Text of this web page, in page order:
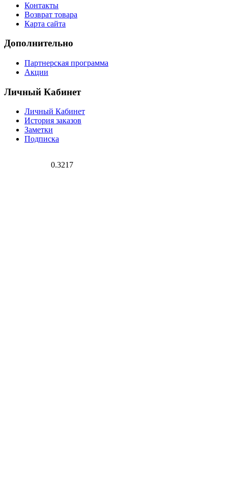
Контакты
Возврат товара
Карта сайта
Дополнительно
Партнерская программа
Акции
Личный Кабинет
Личный Кабинет
История заказов
Заметки
Подписка
0.3217